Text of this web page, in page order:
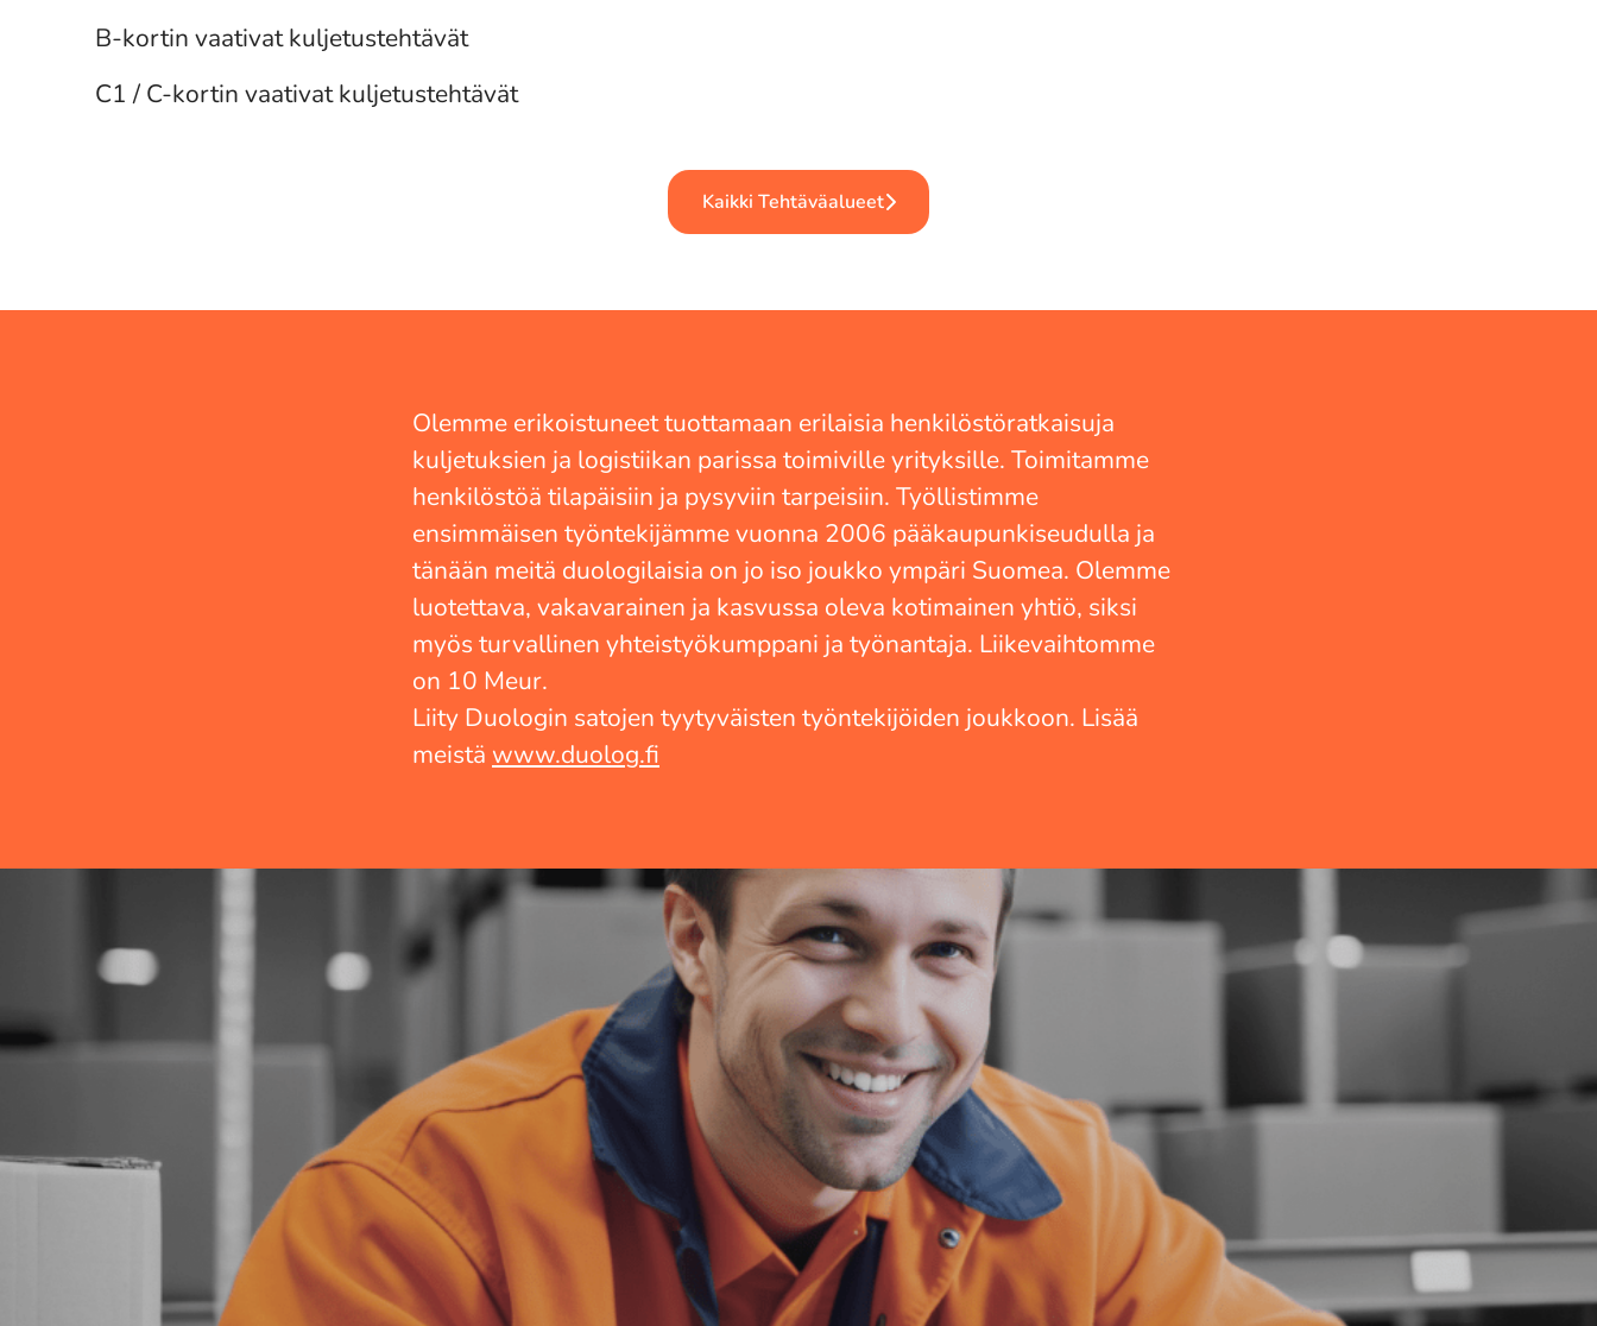
B-kortin vaativat kuljetustehtävät
C1 / C-kortin vaativat kuljetustehtävät
Kaikki Tehtäväalueet
Olemme erikoistuneet tuottamaan erilaisia henkilöstöratkaisuja
kuljetuksien ja logistiikan parissa toimiville yrityksille. Toimitamme
henkilöstöä tilapäisiin ja pysyviin tarpeisiin. Työllistimme
ensimmäisen työntekijämme vuonna 2006 pääkaupunkiseudulla ja
tänään meitä duologilaisia on jo iso joukko ympäri Suomea. Olemme
luotettava, vakavarainen ja kasvussa oleva kotimainen yhtiö, siksi
myös turvallinen yhteistyökumppani ja työnantaja. Liikevaihtomme
on 10 Meur.
Liity Duologin satojen tyytyväisten työntekijöiden joukkoon. Lisää
meistä www.duolog.fi